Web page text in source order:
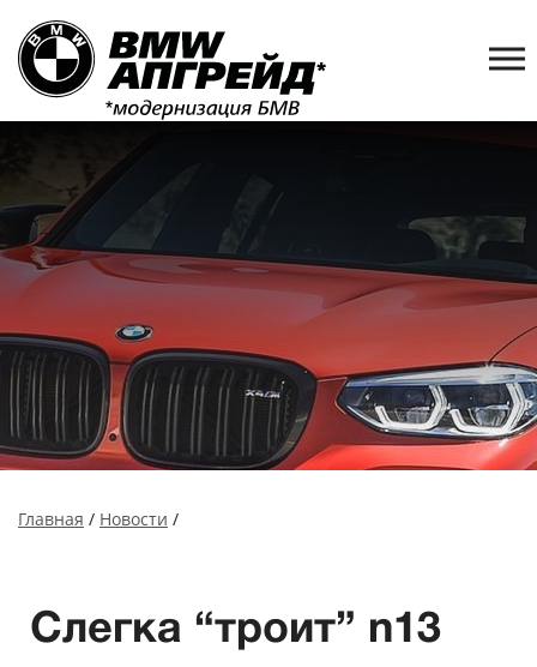
Главная / Новости /
Слегка “троит” n13